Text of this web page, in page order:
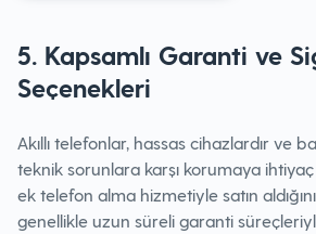
5. Kapsamlı Garanti ve
Seçenekleri
Akıllı telefonlar, hassas cihazlardır ve
teknik sorunlara karşı korumaya
ek telefon alma hizmetiyle satın
genellikle uzun süreli garanti